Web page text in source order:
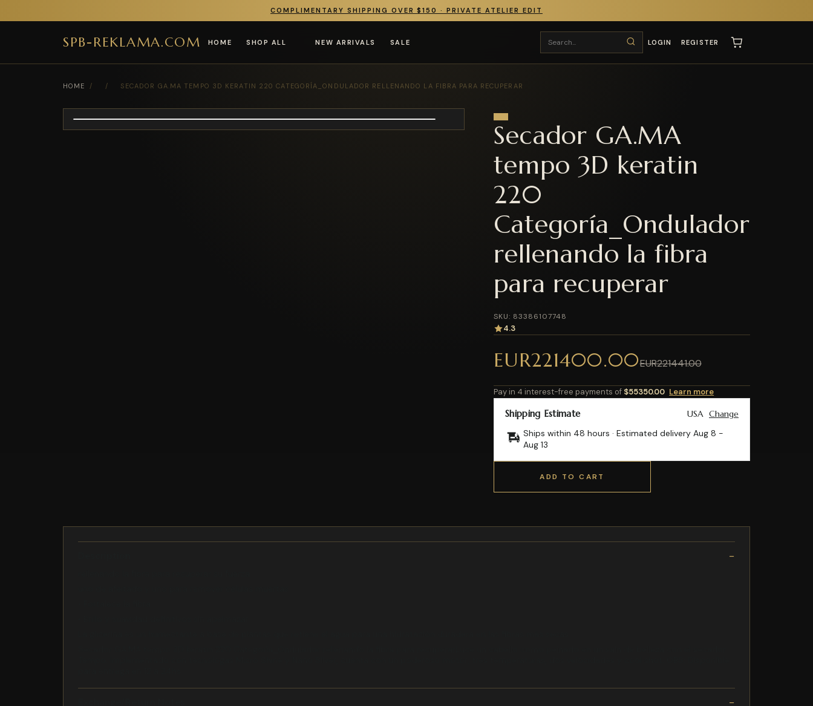
COMPLIMENTARY SHIPPING OVER $150 · PRIVATE ATELIER EDIT
SPB-REKLAMA.COM HOME SHOP ALL NEW ARRIVALS SALE LOGIN REGISTER
HOME / / SECADOR GA.MA TEMPO 3D KERATIN 220 CATEGORÍA_ONDULADOR RELLENANDO LA FIBRA PARA RECUPERAR
Secador GA.MA
tempo 3D keratin
220
Categoría_Ondulador
rellenando la fibra
para recuperar
SKU: 83386107748
4.3
EUR221400.00EUR221441.00
Pay in 4 interest-free payments of $55350.00 Learn more
Shipping Estimate USA Change
Ships within 48 hours · Estimated deliveryAug 8 -
Aug 13
ADD TO CART